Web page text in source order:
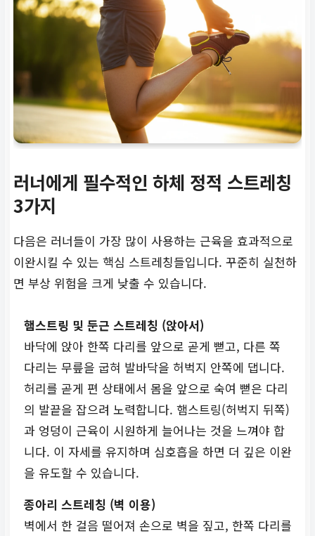
러너에게 필수적인 하체 정적 스트레칭
3가지
다음은 러너들이 가장 많이 사용하는 근육을 효과적으로
이완시킬 수 있는 핵심 스트레칭들입니다. 꾸준히 실천하
면 부상 위험을 크게 낮출 수 있습니다.
햄스트링 및 둔근 스트레칭 (앉아서)
바닥에 앉아 한쪽 다리를 앞으로 곧게 뻗고, 다른 쪽
다리는 무릎을 굽혀 발바닥을 허벅지 안쪽에 댑니다.
허리를 곧게 편 상태에서 몸을 앞으로 숙여 뻗은 다리
의 발끝을 잡으려 노력합니다. 햄스트링(허벅지 뒤쪽)
과 엉덩이 근육이 시원하게 늘어나는 것을 느껴야 합
니다. 이 자세를 유지하며 심호흡을 하면 더 깊은 이완
을 유도할 수 있습니다.
종아리 스트레칭 (벽 이용)
벽에서 한 걸음 떨어져 손으로 벽을 짚고, 한쪽 다리를